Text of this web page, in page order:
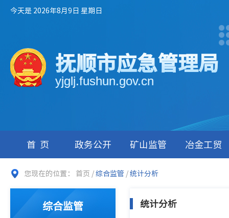
今天是 2026年8月9日 星期日
抚顺市应急管理局
yjglj.fushun.gov.cn
首页 政务公开 矿山监管 冶金工贸
您现在的位置： 首页 /综合监管 /统计分析
综合监管 统计分析